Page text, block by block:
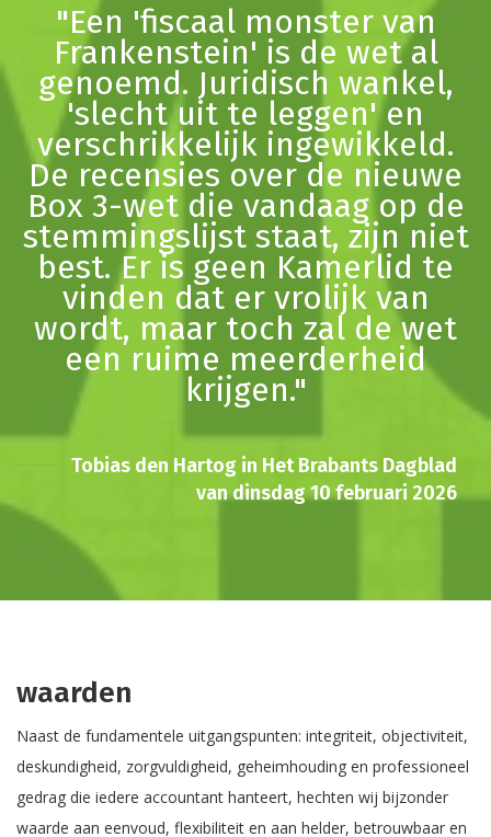
"Een 'fiscaal monster van
Frankenstein' is de wet al
genoemd. Juridisch wankel,
'slecht uit te leggen' en
verschrikkelijk ingewikkeld.
De recensies over de nieuwe
Box 3-wet die vandaag op de
stemmingslijst staat, zijn niet
best. Er is geen Kamerlid te
vinden dat er vrolijk van
wordt, maar toch zal de wet
een ruime meerderheid
krijgen."
Tobias den Hartog in Het Brabants Dagblad
van dinsdag 10 februari 2026
waarden
Naast de fundamentele uitgangspunten: integriteit, objectiviteit,
deskundigheid, zorgvuldigheid, geheimhouding en professioneel
gedrag die iedere accountant hanteert, hechten wij bijzonder
waarde aan eenvoud, flexibiliteit en aan helder, betrouwbaar en